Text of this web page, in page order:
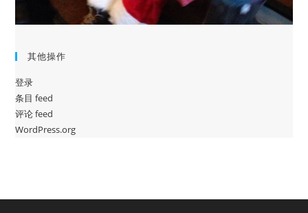
其他操作
登录
条目 feed
评论 feed
WordPress.org